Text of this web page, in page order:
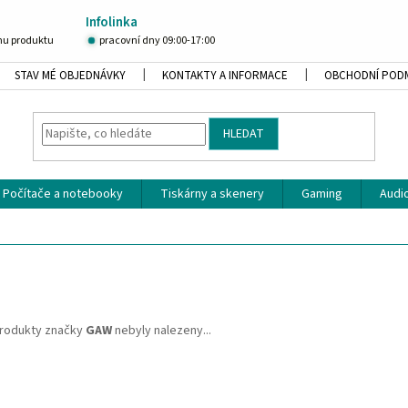
Infolinka
produktu pracovní dny 09:00-17:00
STAV MÉ OBJEDNÁVKY KONTAKTY A INFORMACE OBCHODNÍ
HLEDAT
Počítače a notebooky Tiskárny a skenery Gaming
značky GAWnebyly nalezeny...